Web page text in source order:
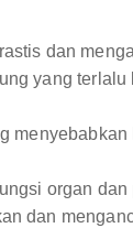
dan
yang
organ
dan